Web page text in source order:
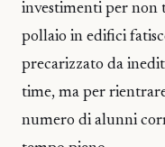
investimenti per non
pollaio in edifici
precarizzato da
time, ma per
numero di alunni